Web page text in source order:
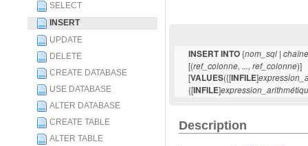
SELECT
INSERT
UPDATE
DELETE
CREATE DATABASE
USE DATABASE
ALTER DATABASE
CREATE TABLE
ALTER TABLE
INSERT INTO{nom_sql |
[(ref_colonne, ..., ref_colonne)]
[VALUES({[INFILE]
{[INFILE]
Description